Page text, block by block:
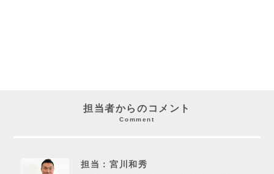
担当者からのコメント
Comment
担当：宮川和秀